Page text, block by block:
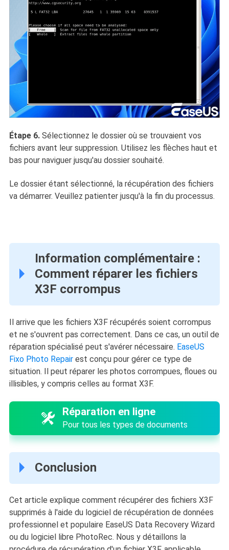
Étape 6.Sélectionnez le dossier où se trouvaient vos
fichiers avant leur suppression. Utilisez les flèches haut et
bas pour naviguer jusqu'au dossier souhaité.
Le dossier étant sélectionné, la récupération des fichiers
va démarrer. Veuillez patienter jusqu'à la fin du processus.
Information complémentaire :
Comment réparer les fichiers
X3F corrompus
Il arrive que les fichiers X3F récupérés soient corrompus
et ne s'ouvrent pas correctement. Dans ce cas, un outil de
réparation spécialisé peut s'avérer nécessaire. EaseUS
Fixo Photo Repairest conçu pour gérer ce type de
situation. Il peut réparer les photos corrompues, floues ou
illisibles, y compris celles au format X3F.
Réparation en ligne
Pour tous les types de documents
Conclusion
Cet article explique comment récupérer des fichiers X3F
supprimés à l'aide du logiciel de récupération de données
professionnel et populaire EaseUS Data Recovery Wizard
ou du logiciel libre PhotoRec. Nous y détaillons la